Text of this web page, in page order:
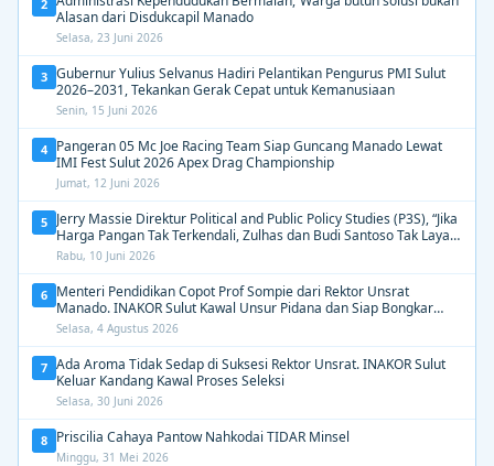
2
Alasan dari Disdukcapil Manado
Selasa, 23 Juni 2026
3 Gubernur Yulius Selvanus Hadiri Pelantikan Pengurus PMI Sulut
2026–2031, Tekankan Gerak Cepat untuk Kemanusiaan
Senin, 15 Juni 2026
4 Pangeran 05 Mc Joe Racing Team Siap Guncang Manado Lewat
IMI Fest Sulut 2026 Apex Drag Championship
Jumat, 12 Juni 2026
5 Jerry Massie Direktur Political and Public Policy Studies (P3S), “Jika
Harga Pangan Tak Terkendali, Zulhas dan Budi Santoso Tak Layak
Dipertahankan”
Rabu, 10 Juni 2026
6 Menteri Pendidikan Copot Prof Sompie dari Rektor Unsrat
Manado. INAKOR Sulut Kawal Unsur Pidana dan Siap Bongkar
Aroma Busuk di Suksesi Rektor
Selasa, 4 Agustus 2026
7 Ada Aroma Tidak Sedap di Suksesi Rektor Unsrat. INAKOR Sulut
Keluar Kandang Kawal Proses Seleksi
Selasa, 30 Juni 2026
8 Priscilia Cahaya Pantow Nahkodai TIDAR Minsel
Minggu, 31 Mei 2026